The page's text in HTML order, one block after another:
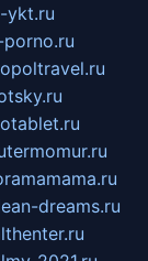
ykt.ru
termomur.ru
dreams.ru